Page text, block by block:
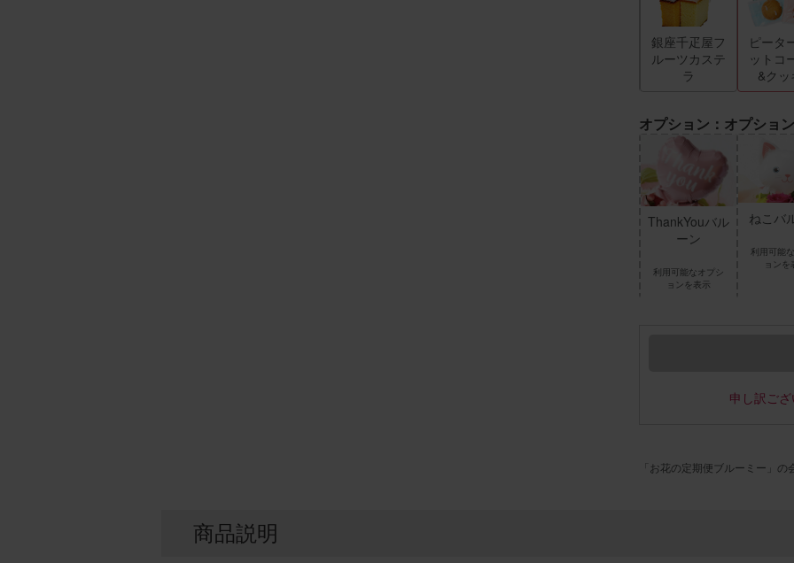
銀座千疋屋フ
ルーツカステ
ラ
ピータ
ットコ
&クッ
オプション：オプショ
ThankYouバル
ーン
利用可能なオプシ
ョンを表示
ねこバ
利用可能
ョンを
申し訳ござ
「お花の定期便ブルーミー」の
商品説明